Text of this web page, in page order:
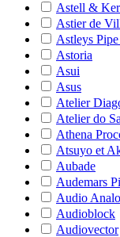
Astell &
Astier de
Astleys
Astoria
Asui
Asus
Atelier
Atelier do
Athena
Atsuyo et
Aubade
Audemars
Audio
Audioblock
Audiovector